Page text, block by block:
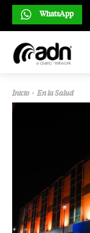
WhatsApp
Inicio En la Salud